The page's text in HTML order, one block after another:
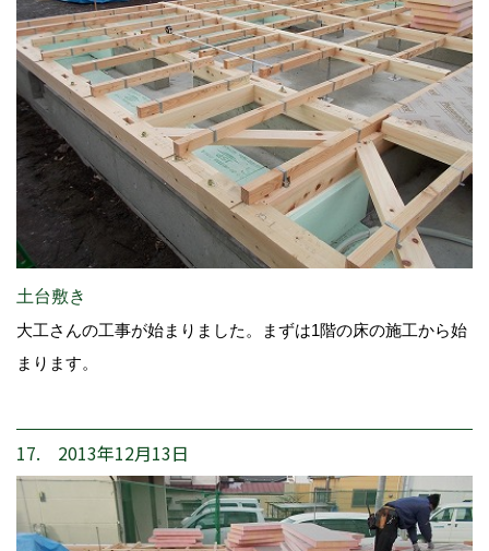
土台敷き
大工さんの工事が始まりました。まずは1階の床の施工から始
まります。
17. 2013年12月13日